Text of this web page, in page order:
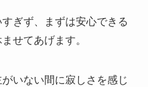
ぎず、まずは安心できる
せてあげます。
いない間に寂しさを感じ